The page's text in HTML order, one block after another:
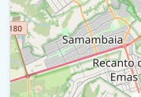
Eqnp 01-05 / Ra
Eqnp 01-05 / Ra Ix
Balão - Via P1